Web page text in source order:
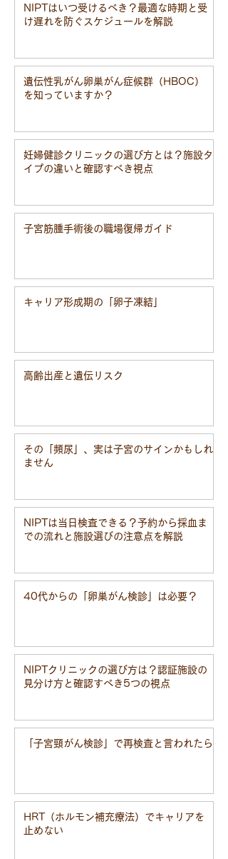
NIPTはいつ受けるべき？最適な時期と受
け遅れを防ぐスケジュールを解説
遺伝性乳がん卵巣がん症候群（HBOC）
を知っていますか？
妊婦健診クリニックの選び方とは？施設タ
イプの違いと確認すべき視点
子宮筋腫手術後の職場復帰ガイド
キャリア形成期の「卵子凍結」
高齢出産と遺伝リスク
その「頻尿」、実は子宮のサインかもしれ
ません
NIPTは当日検査できる？予約から採血ま
での流れと施設選びの注意点を解説
40代からの「卵巣がん検診」は必要？
NIPTクリニックの選び方は？認証施設の
見分け方と確認すべき5つの視点
「子宮頸がん検診」で再検査と言われたら
HRT（ホルモン補充療法）でキャリアを
止めない